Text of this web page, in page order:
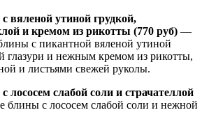
утиной грудкой,
и кремом из рикотты (770 руб) —
с пикантной вяленой утиной
глазури и нежным кремом из рикотты,
и листьями свежей руколы.
слабой соли и страчателлой
блины с лососем слабой соли и нежной